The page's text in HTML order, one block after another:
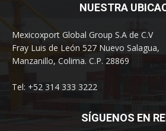
NUESTRA
Mexicoxport Global Group S.A de C.V
Fray Luis de León 527 Nuevo Salagua,
Manzanillo, Colima. C.P. 28869
Tel: +52 314 333 3222
SÍGUENOS EN